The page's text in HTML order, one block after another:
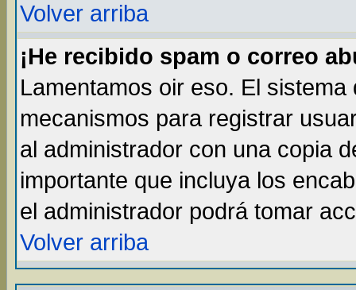
Volver arriba
¡He recibido spam o correo
Lamentamos oir eso. El
mecanismos para registrar
al administrador con una copia
importante que incluya los
el administrador podrá tomar
Volver arriba